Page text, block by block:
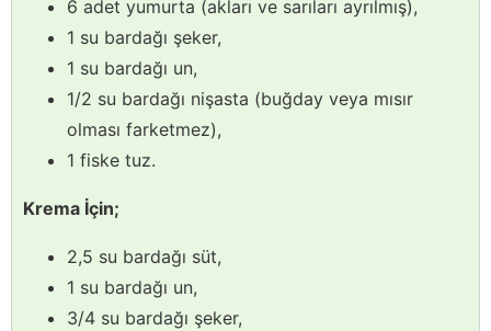
6 adet yumurta (akları ve sarıları ayrılmış),
1 su bardağı şeker,
1 su bardağı un,
1/2 su bardağı nişasta (buğday veya mısır
olması farketmez),
1 fiske tuz.
Krema İçin;
2,5 su bardağı süt,
1 su bardağı un,
3/4 su bardağı şeker,